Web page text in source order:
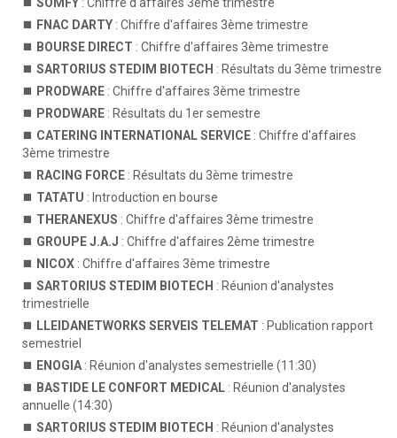
FNAC DARTY : Chiffre d'affaires 3ème trimestre
BOURSE DIRECT : Chiffre d'affaires 3ème trimestre
SARTORIUS STEDIM BIOTECH : Résultats du 3ème trimestre
PRODWARE : Chiffre d'affaires 3ème trimestre
PRODWARE : Résultats du 1er semestre
CATERING INTERNATIONAL SERVICE : Chiffre d'affaires
3ème trimestre
RACING FORCE : Résultats du 3ème trimestre
TATATU : Introduction en bourse
THERANEXUS : Chiffre d'affaires 3ème trimestre
GROUPE J.A.J : Chiffre d'affaires 2ème trimestre
NICOX : Chiffre d'affaires 3ème trimestre
SARTORIUS STEDIM BIOTECH : Réunion d'analystes
trimestrielle
LLEIDANETWORKS SERVEIS TELEMAT : Publication rapport
semestriel
ENOGIA : Réunion d'analystes semestrielle (11:30)
BASTIDE LE CONFORT MEDICAL : Réunion d'analystes
annuelle (14:30)
SARTORIUS STEDIM BIOTECH : Réunion d'analystes